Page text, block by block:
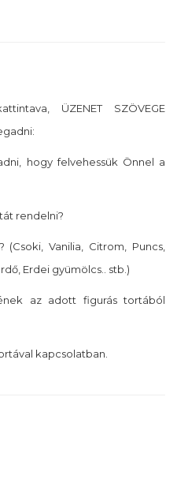
ÜZENET SZÖVEGE
hogy felvehessük Önnel a
rendelni?
Vanilia, Citrom, Puncs,
Erdei gyümölcs.. stb.)
az adott figurás tortából
kapcsolatban.